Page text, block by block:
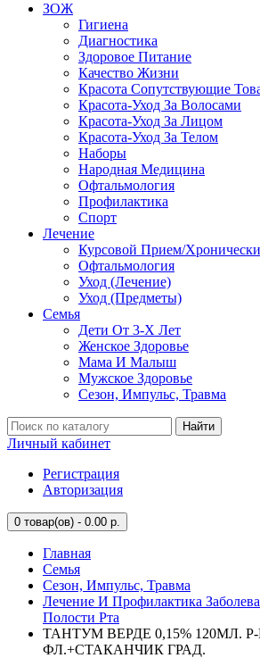
ЗОЖ
Гигиена
Диагностика
Здоровое Питание
Качество Жизни
Красота Сопутствующие
Красота-Уход За Волосами
Красота-Уход За Лицом
Красота-Уход За Телом
Наборы
Народная Медицина
Офтальмология
Профилактика
Спорт
Лечение
Курсовой Прием/
Офтальмология
Уход (Лечение)
Уход (Предметы)
Семья
Дети От 3-Х Лет
Женское Здоровье
Мама И Малыш
Мужское Здоровье
Сезон, Импульс, Травма
Найти
Личный кабинет
Регистрация
Авторизация
0 товар(ов) - 0.00 р.
Главная
Семья
Сезон, Импульс, Травма
Лечение И Профилактика
Полости Рта
ТАНТУМ ВЕРДЕ 0,15% 120МЛ.
ФЛ.+СТАКАНЧИК ГРАД.